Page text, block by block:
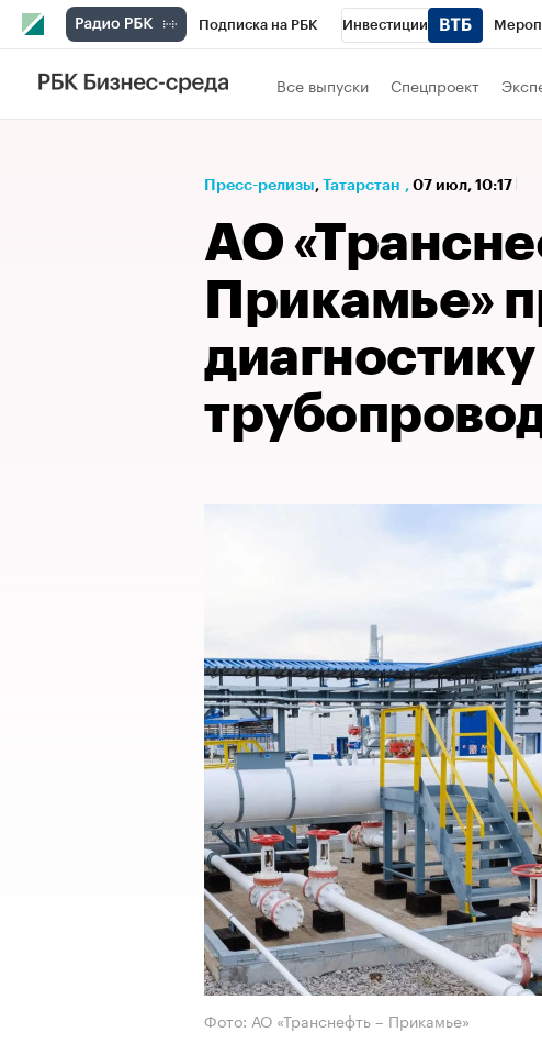
Подписка на РБК Инвестиции
РБК Вино
Проверка контрагентов
Все выпуски Спецпроект
Пресс-релизы⁠, Татарстан , 07 июл, 10:17
АО
Прикамье»
Фото: АО «Транснефть – Прикамье»